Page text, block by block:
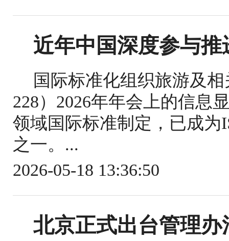
近年中国深度参与
国际标准化组织旅游及
228）2026年年会上的信息
领域国际标准制定，已成为
之一。...
2026-05-18 13:36:50
北京正式出台管理